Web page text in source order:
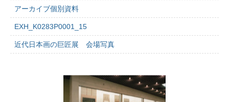
アーカイブ個別資料
EXH_K0283P0001_15
近代日本画の巨匠展 会場写真